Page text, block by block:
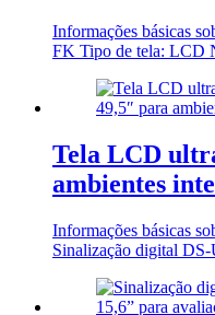
Informações básicas
FK Tipo de tela: LCD
Tela LCD
ambientes
Informações básicas
Sinalização digital